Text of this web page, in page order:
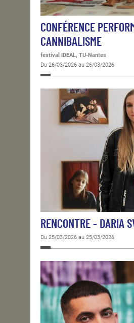
CONFÉRENCE
CANNIBALISME
festival IDEAL, TU-Nantes
Du 26/03/2026 au 26/03/2026
RENCONTRE - DARIA
Du 25/03/2026 au 25/03/2026